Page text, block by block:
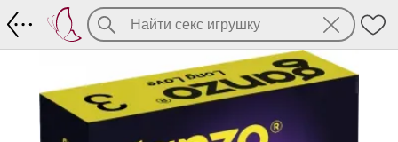
Ganzo Long Love - презервативы с